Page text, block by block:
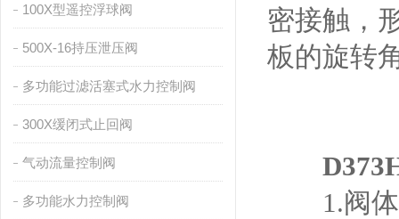
100X型遥控浮球阀
500X-16持压泄压阀
多功能过滤活塞式水力控制阀
300X缓闭式止回阀
气动流量控制阀
多功能水力控制阀
密接触，
板的旋转
1.阀体